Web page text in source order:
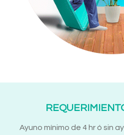
Ayuno mínimo de 4 hr ó sin